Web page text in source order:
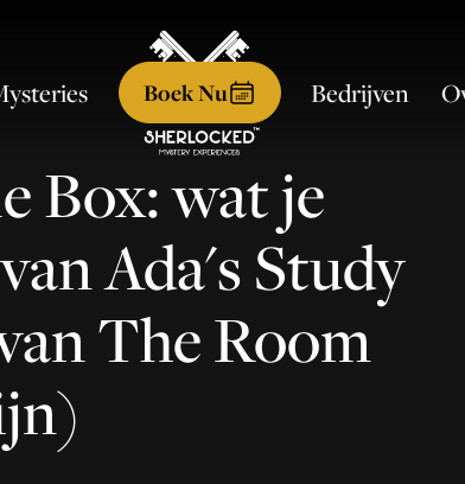
Bedrijven
Boek Nu
Box: wat je
Ada's Study
The Room